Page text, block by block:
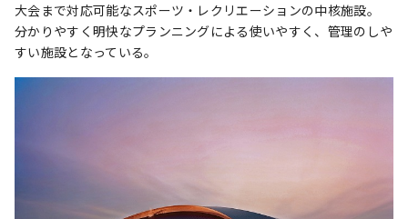
大会まで対応可能なスポーツ・レクリエーションの中核施設。
分かりやすく明快なプランニングによる使いやすく、管理のしや
すい施設となっている。